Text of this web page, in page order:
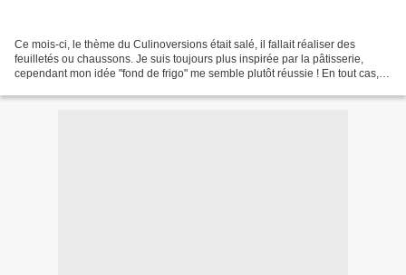
Ce mois-ci, le thème du Culinoversions était salé, il fallait réaliser des
feuilletés ou chaussons. Je suis toujours plus inspirée par la pâtisserie,
cependant mon idée "fond de frigo" me semble plutôt réussie ! En tout cas,